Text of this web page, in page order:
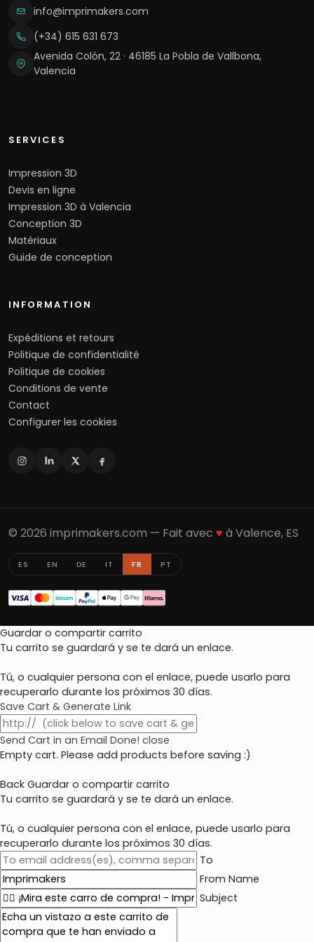
info@imprimakers.com
(+34) 615 631 673
Avenida Colón, 22 · 46185 La Pobla de Vallbona,
Valencia
SERVICES
Impression 3D
Devis en ligne
Impression 3D à Valencia
Conception 3D
Matériaux
Guide de conception
INFORMATION
Expéditions et retours
Politique de confidentialité
Politique de cookies
Conditions de vente
Contact
Configurer les cookies
© 2026 imprimakers.com — Fait avec ♥ à Valence, ES
ES EN DE IT FR PT
Guardar o compartir carrito
Tu carrito se guardará y se te dará un enlace.
Tú, o cualquier persona con el enlace, puede usarlo para
recuperarlo durante los próximos 30 días.
Save Cart & Generate Link
Send Cart in an Email Done! close
Empty cart. Please add products before saving :)
Back Guardar o compartir carrito
Tu carrito se guardará y se te dará un enlace.
Tú, o cualquier persona con el enlace, puede usarlo para
recuperarlo durante los próximos 30 días.
To
From Name
Subject
E
m